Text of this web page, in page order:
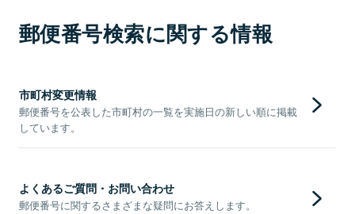
郵便番号検索に関する情報
市町村変更情報
郵便番号を公表した市町村の一覧を実施日の新しい順に掲載
しています。
よくあるご質問・お問い合わせ
郵便番号に関するさまざまな疑問にお答えします。